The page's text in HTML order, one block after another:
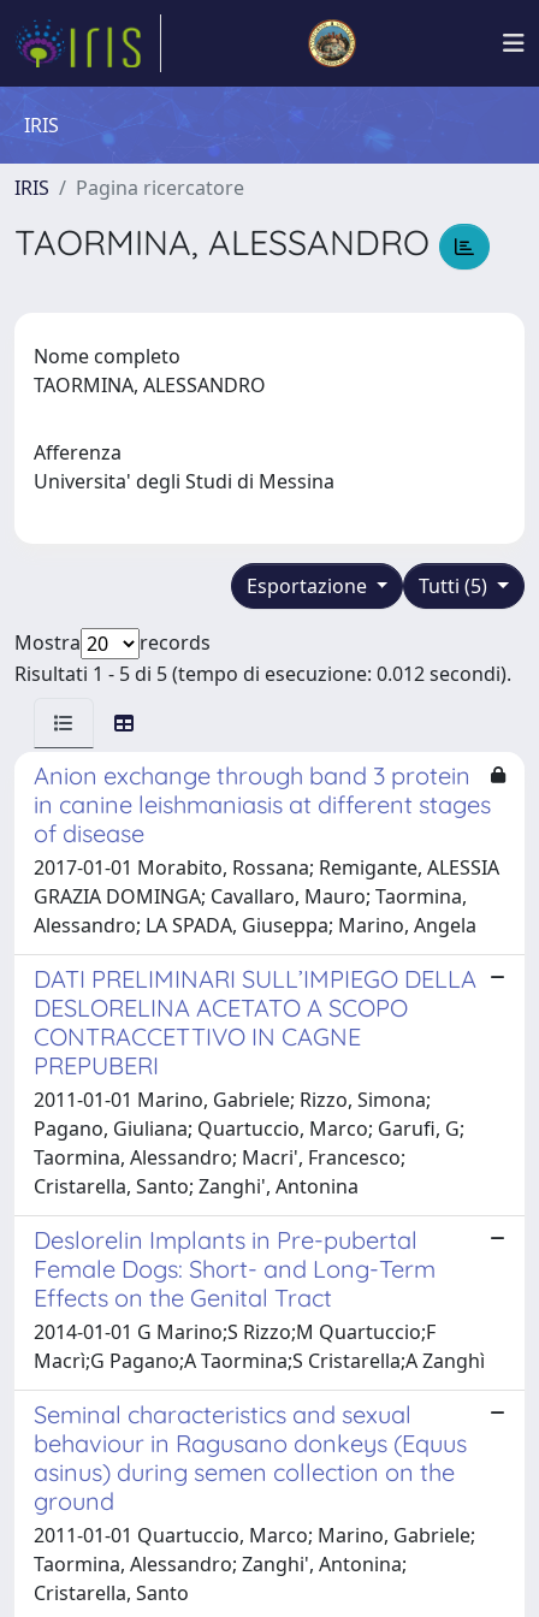
IRIS
IRIS Pagina ricercatore
TAORMINA, ALESSANDRO
Nome completo
TAORMINA, ALESSANDRO
Afferenza
Universita' degli Studi di Messina
Tutti (5)
Esportazione
Mostra
records
Risultati 1 - 5 di 5 (tempo di esecuzione: 0.012 secondi).
Anion exchange through band 3 protein
in canine leishmaniasis at different stages
of disease
2017-01-01 Morabito, Rossana; Remigante, ALESSIA
GRAZIA DOMINGA; Cavallaro, Mauro; Taormina,
Alessandro; LA SPADA, Giuseppa; Marino, Angela
DATI PRELIMINARI SULL’IMPIEGO DELLA
DESLORELINA ACETATO A SCOPO
CONTRACCETTIVO IN CAGNE
PREPUBERI
2011-01-01 Marino, Gabriele; Rizzo, Simona;
Pagano, Giuliana; Quartuccio, Marco; Garufi, G;
Taormina, Alessandro; Macri', Francesco;
Cristarella, Santo; Zanghi', Antonina
Deslorelin Implants in Pre-pubertal
Female Dogs: Short- and Long-Term
Effects on the Genital Tract
2014-01-01 G Marino;S Rizzo;M Quartuccio;F
Macrì;G Pagano;A Taormina;S Cristarella;A Zanghì
Seminal characteristics and sexual
behaviour in Ragusano donkeys (Equus
asinus) during semen collection on the
ground
2011-01-01 Quartuccio, Marco; Marino, Gabriele;
Taormina, Alessandro; Zanghi', Antonina;
Cristarella, Santo